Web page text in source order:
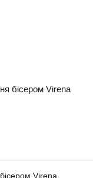
бісером Virena